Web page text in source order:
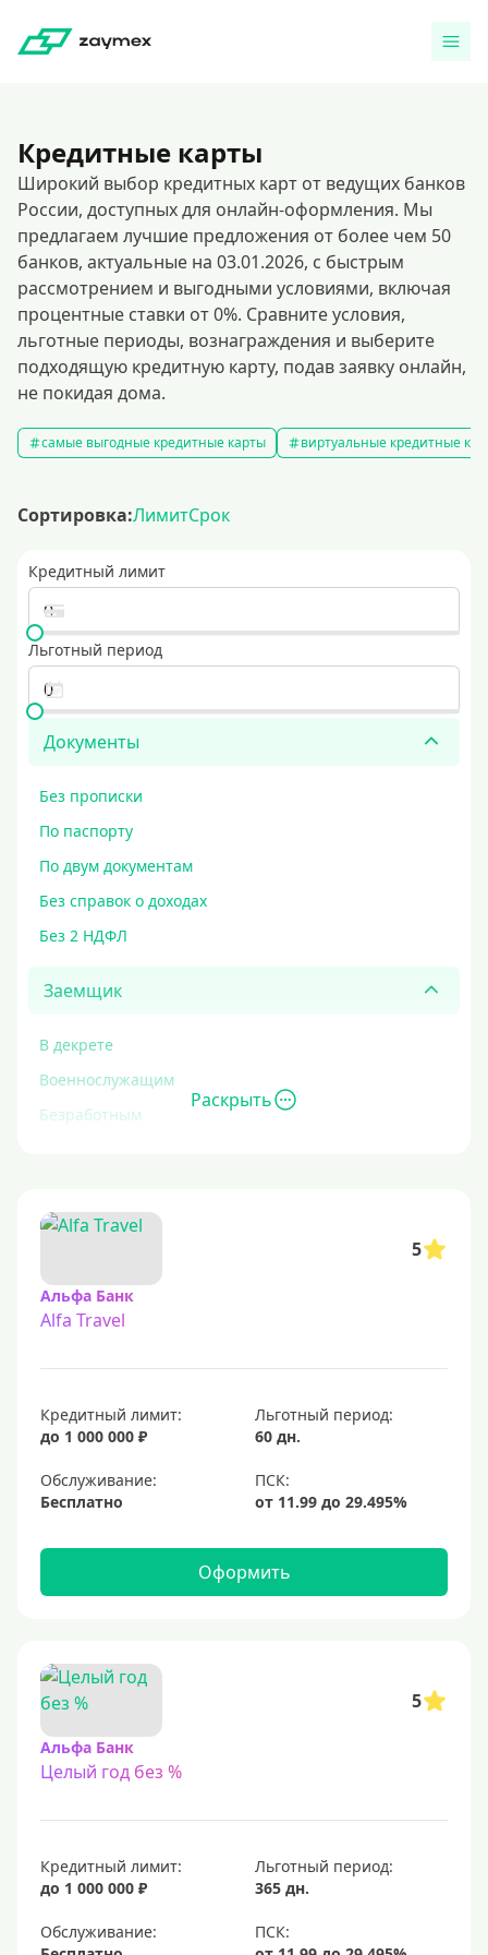
Кредитные карты
Широкий выбор кредитных карт от ведущих банков
России, доступных для онлайн-оформления. Мы
предлагаем лучшие предложения от более чем 50
банков, актуальные на 03.01.2026, с быстрым
рассмотрением и выгодными условиями, включая
процентные ставки от 0%. Сравните условия,
льготные периоды, вознаграждения и выберите
подходящую кредитную карту, подав заявку онлайн,
не покидая дома.
самые выгодные кредитные карты виртуальные кредитные
Сортировка:ЛимитСрок
Кредитный лимит
Льготный период
Документы
Без прописки
По паспорту
По двум документам
Без справок о доходах
Без 2 НДФЛ
Заемщик
В декрете
Военнослужащим
Безработным
С временной регистрацией
До 75 лет
До 80 лет
С 18 лет
С 20 лет
С 23 лет
Льготный период (без процентов)
С льготным периодом
50 дней
55 дней
На 90 дней
100 дней
Раскрыть
5
Альфа Банк
Alfa Travel
Кредитный лимит:
до 1 000 000 ₽
Льготный период:
60 дн.
Обслуживание:
Бесплатно
Оформить
5
Альфа Банк
Целый год без %
Кредитный лимит:
до 1 000 000 ₽
Льготный период:
365 дн.
Обслуживание: